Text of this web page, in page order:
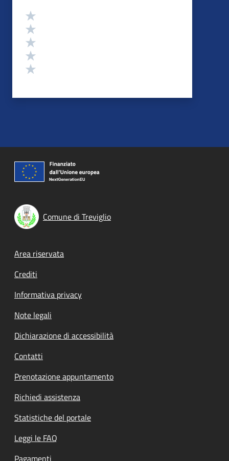
Valutazione
Comune di Treviglio
Footer menu
Area riservata
Crediti
Informativa privacy
Note legali
Dichiarazione di accessibilità
Contatti
Prenotazione appuntamento
Richiedi assistenza
Statistiche del portale
Leggi le FAQ
Pagamenti